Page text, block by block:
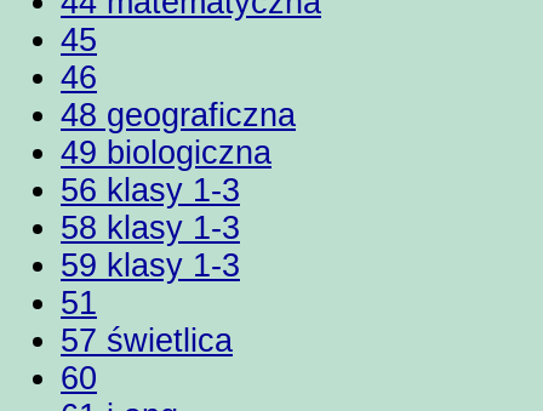
45
46
48 geograficzna
49 biologiczna
56 klasy 1-3
58 klasy 1-3
59 klasy 1-3
51
57 świetlica
60